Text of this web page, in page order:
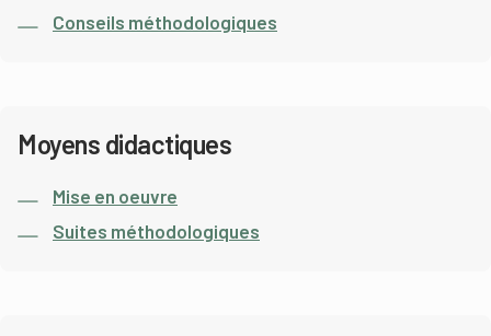
Conseils méthodologiques
Moyens didactiques
Mise en oeuvre
Suites méthodologiques